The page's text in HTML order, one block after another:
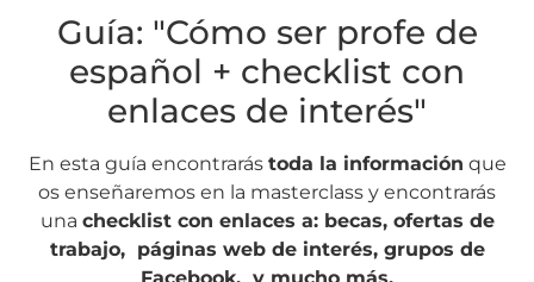
Guía: "Cómo ser profe de
español + checklist con
enlaces de interés"
En esta guía encontrarás toda la información que
os enseñaremos en la masterclass y encontrarás
una checklist con enlaces a: becas, ofertas de
trabajo, páginas web de interés, grupos de